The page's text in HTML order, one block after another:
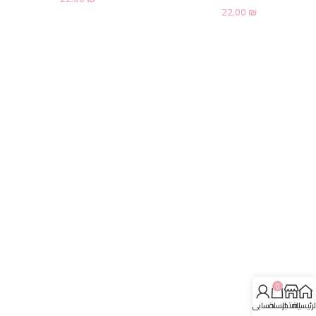
22.00₪
المتجر
0
السلةحسابي